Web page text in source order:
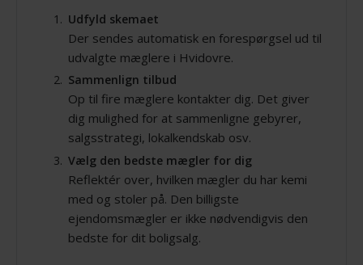
Udfyld skemaet
Der sendes automatisk en forespørgsel ud til
udvalgte mæglere i Hvidovre.
Sammenlign tilbud
Op til fire mæglere kontakter dig. Det giver
dig mulighed for at sammenligne gebyrer,
salgsstrategi, lokalkendskab osv.
Vælg den bedste mægler for dig
Reflektér over, hvilken mægler du har kemi
med og stoler på. Den billigste
ejendomsmægler er ikke nødvendigvis den
bedste for dit boligsalg.